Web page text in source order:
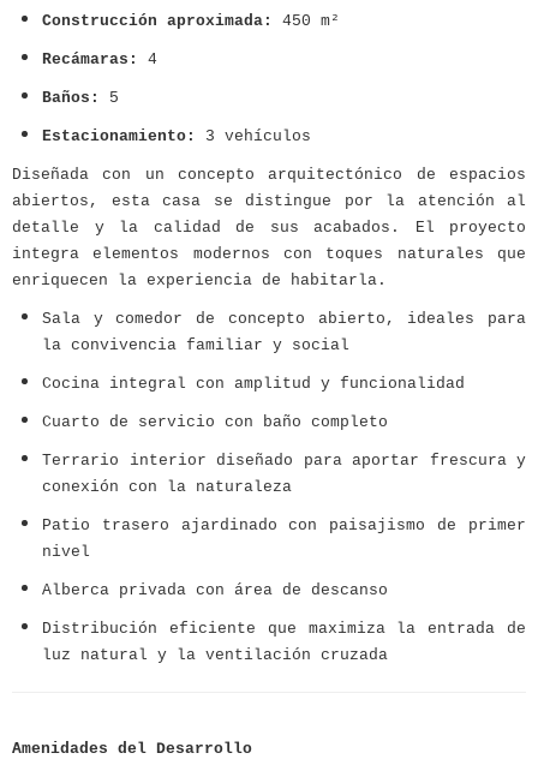
Construcción aproximada: 450 m²
Recámaras: 4
Baños: 5
Estacionamiento: 3 vehículos
Diseñada con un concepto arquitectónico de espacios
abiertos, esta casa se distingue por la atención al
detalle y la calidad de sus acabados. El proyecto
integra elementos modernos con toques naturales que
enriquecen la experiencia de habitarla.
Sala y comedor de concepto abierto, ideales para
la convivencia familiar y social
Cocina integral con amplitud y funcionalidad
Cuarto de servicio con baño completo
Terrario interior diseñado para aportar frescura y
conexión con la naturaleza
Patio trasero ajardinado con paisajismo de primer
nivel
Alberca privada con área de descanso
Distribución eficiente que maximiza la entrada de
luz natural y la ventilación cruzada
Amenidades del Desarrollo